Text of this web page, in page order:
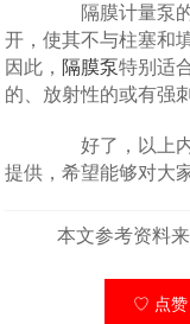
隔膜计量泵的
开，使其不与柱塞和
因此， 隔膜泵特别适
的、放射性的或有强
好了，以上内
提供，希望能够对大
本文参考资料来
♡ 点赞